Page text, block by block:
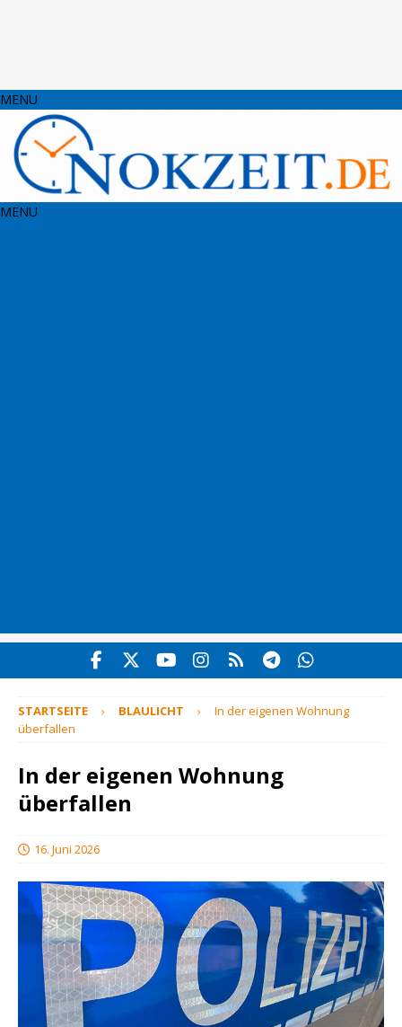
MENU
MENU
STARTSEITE BLAULICHT
In der eigenen Wohnung
überfallen
In der eigenen Wohnung
überfallen
16. Juni 2026